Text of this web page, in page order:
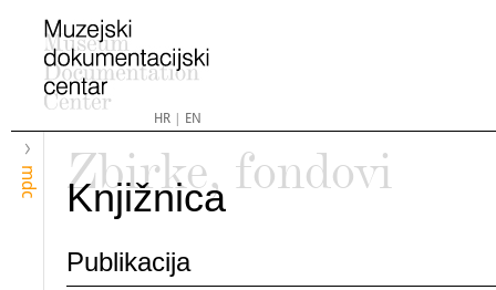
HR| EN
mdc
Zbirke, fondovi
Knjižnica
Publikacija